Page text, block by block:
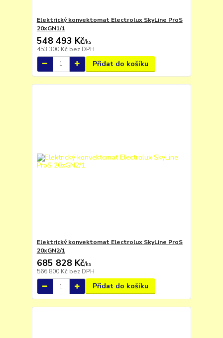
Elektrický konvektomat Electrolux SkyLine ProS
20xGN1/1
548 493 Kč/ks
453 300 Kč bez DPH
Přidat do košíku
Elektrický konvektomat Electrolux SkyLine ProS
20xGN2/1
685 828 Kč/ks
566 800 Kč bez DPH
Přidat do košíku